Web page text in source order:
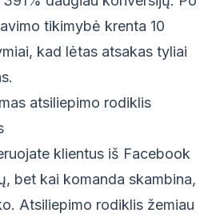
tikimybė krenta 10
kad lėtas atsakas tyliai
atsiliepimo rodiklis
klientus iš Facebook
bet kai komanda skambina,
Atsiliepimo rodiklis žemiau